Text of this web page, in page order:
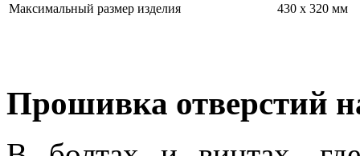
Максимальный размер изделия
430 х 320 мм
Прошивка отверстий